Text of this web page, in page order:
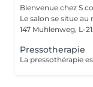
Bienvenue chez S
Le salon se situe au
147 Muhlenweg, L-
Pressotherapie